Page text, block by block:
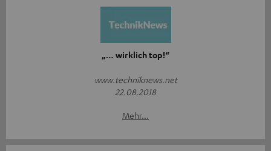
„… wirklich top!“
www.techniknews.net
22.08.2018
Mehr...